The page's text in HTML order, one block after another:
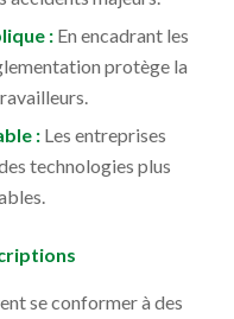
:En encadrant les
protège la
:Les entreprises
technologies plus
se conformer à des